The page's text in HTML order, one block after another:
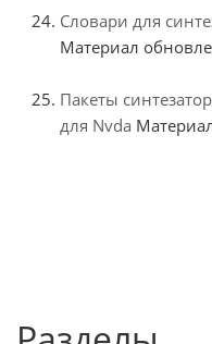
Словари для
Материал
Пакеты
для Nvda